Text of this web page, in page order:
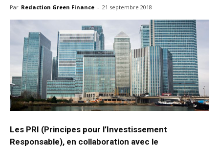
Par Redaction Green Finance - 21 septembre 2018
Les PRI (Principes pour l’Investissement
Responsable), en collaboration avec le